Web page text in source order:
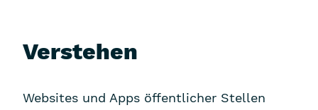
Verstehen
Websites und Apps öffentlicher Stellen